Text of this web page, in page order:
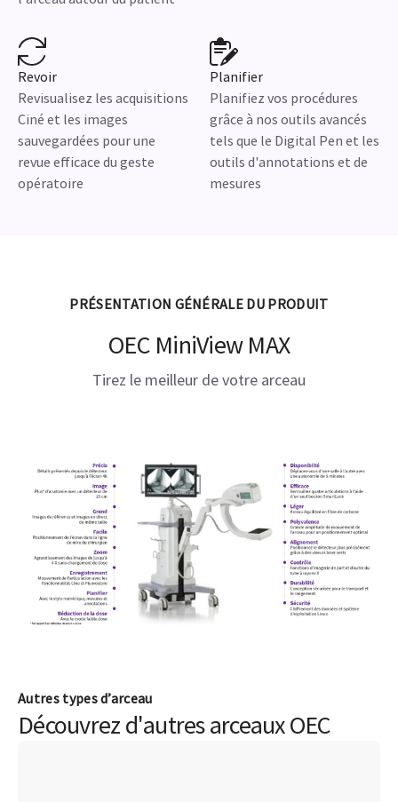
Revoir
Revisualisez les acquisitions
Ciné et les images
sauvegardées pour une
revue efficace du geste
opératoire
Planifier
Planifiez vos procédures
grâce à nos outils avancés
tels que le Digital Pen et les
outils d'annotations et de
mesures
PRÉSENTATION GÉNÉRALE DU PRODUIT
OEC MiniView MAX
Tirez le meilleur de votre arceau
Autres types d’arceau
Découvrez d'autres arceaux OEC